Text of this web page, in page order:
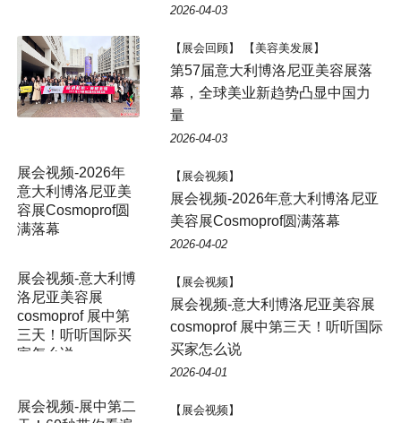
2026-04-03
【展会回顾】 【美容美发展】
第57届意大利博洛尼亚美容展落
幕，全球美业新趋势凸显中国力
量
2026-04-03
【展会视频】
展会视频-2026年意大利博洛尼亚
美容展Cosmoprof圆满落幕
2026-04-02
展会视频-意大利博
洛尼亚美容展
cosmoprof 展中第
三天！听听国际买
家怎么说
【展会视频】
展会视频-意大利博洛尼亚美容展
cosmoprof 展中第三天！听听国际
买家怎么说
2026-04-01
【展会视频】